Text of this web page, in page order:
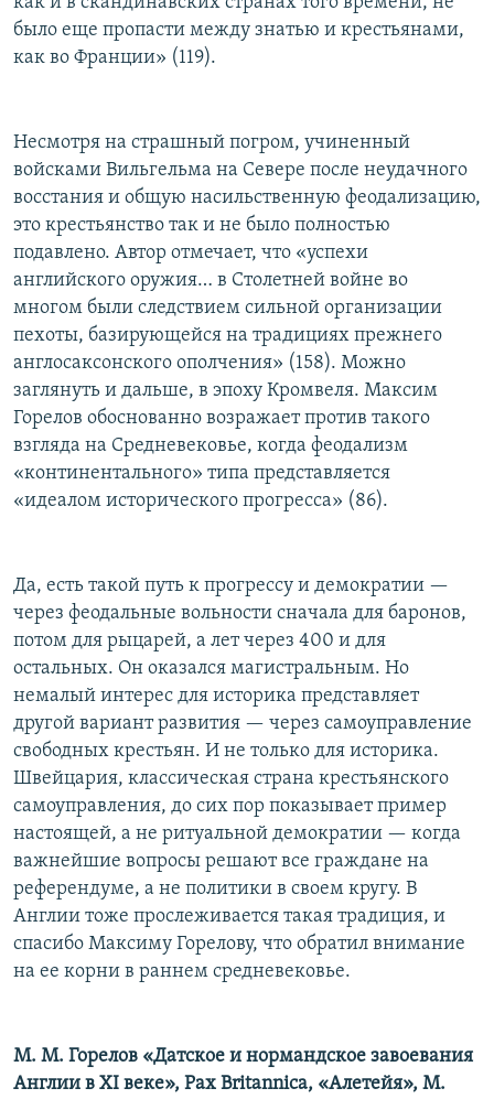
было еще пропасти между знатью и крестьянами,
как во Франции» (119).
Несмотря на страшный погром, учиненный
войсками Вильгельма на Севере после неудачного
восстания и общую насильственную феодализацию,
это крестьянство так и не было полностью
подавлено. Автор отмечает, что «успехи
английского оружия… в Столетней войне во
многом были следствием сильной организации
пехоты, базирующейся на традициях прежнего
англосаксонского ополчения» (158). Можно
заглянуть и дальше, в эпоху Кромвеля. Максим
Горелов обоснованно возражает против такого
взгляда на Средневековье, когда феодализм
«континентального» типа представляется
«идеалом исторического прогресса» (86).
Да, есть такой путь к прогрессу и демократии —
через феодальные вольности сначала для баронов,
потом для рыцарей, а лет через 400 и для
остальных. Он оказался магистральным. Но
немалый интерес для историка представляет
другой вариант развития — через самоуправление
свободных крестьян. И не только для историка.
Швейцария, классическая страна крестьянского
самоуправления, до сих пор показывает пример
настоящей, а не ритуальной демократии — когда
важнейшие вопросы решают все граждане на
референдуме, а не политики в своем кругу. В
Англии тоже прослеживается такая традиция, и
спасибо Максиму Горелову, что обратил внимание
на ее корни в раннем средневековье.
М. М. Горелов «Датское и нормандское завоевания
Англии в XI веке», Pax Britannica, «Алетейя», М.